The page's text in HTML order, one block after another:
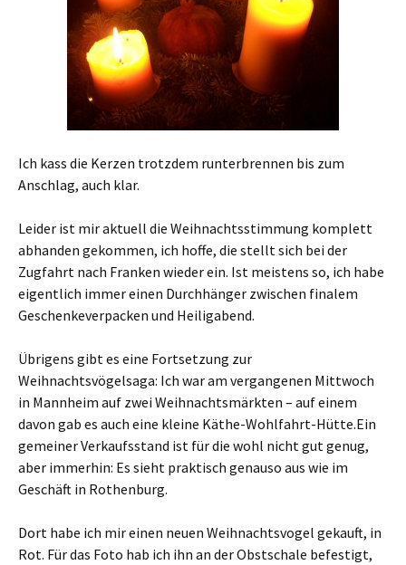
Ich kass die Kerzen trotzdem runterbrennen bis zum
Anschlag, auch klar.
Leider ist mir aktuell die Weihnachtsstimmung komplett
abhanden gekommen, ich hoffe, die stellt sich bei der
Zugfahrt nach Franken wieder ein. Ist meistens so, ich habe
eigentlich immer einen Durchhänger zwischen finalem
Geschenkeverpacken und Heiligabend.
Übrigens gibt es eine Fortsetzung zur
Weihnachtsvögelsaga: Ich war am vergangenen Mittwoch
in Mannheim auf zwei Weihnachtsmärkten – auf einem
davon gab es auch eine kleine Käthe-Wohlfahrt-Hütte.Ein
gemeiner Verkaufsstand ist für die wohl nicht gut genug,
aber immerhin: Es sieht praktisch genauso aus wie im
Geschäft in Rothenburg.
Dort habe ich mir einen neuen Weihnachtsvogel gekauft, in
Rot. Für das Foto hab ich ihn an der Obstschale befestigt,